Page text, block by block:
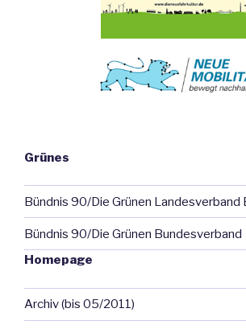
Grünes
Bündnis 90/Die Grünen Landesverband
Bündnis 90/Die Grünen Bundesverband
Homepage
Archiv (bis 05/2011)